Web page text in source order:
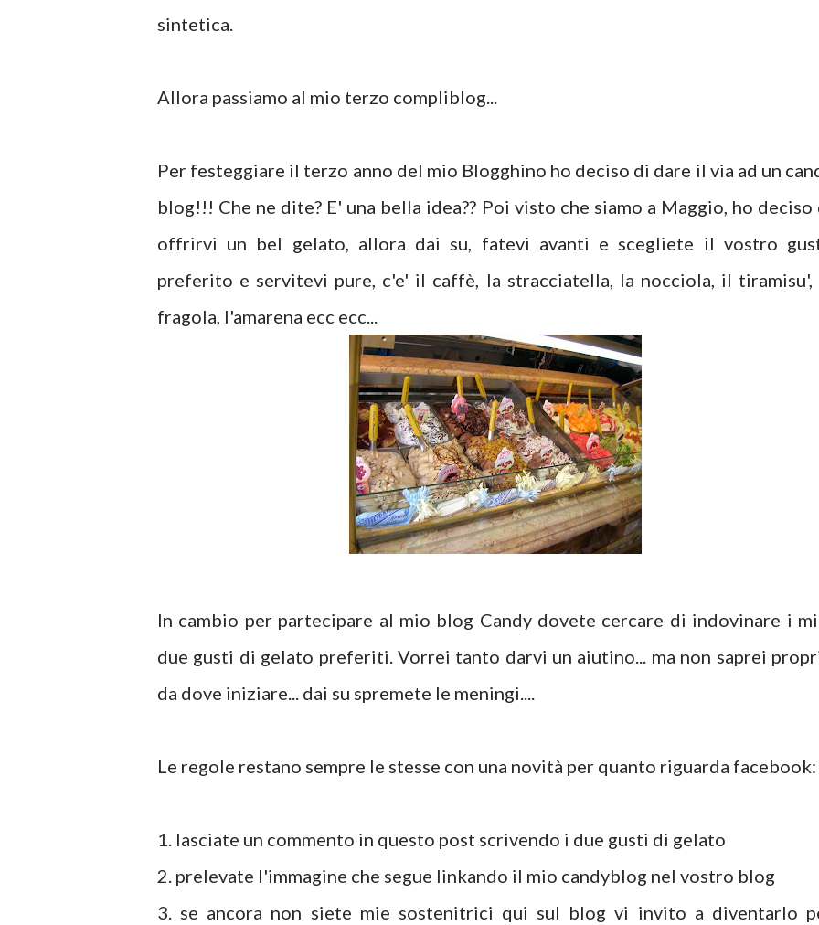
sintetica.
Allora passiamo al mio terzo compliblog...
Per festeggiare il terzo anno del mio Blogghino ho deciso di dare il via ad un
blog!!! Che ne dite? E' una bella idea?? Poi visto che siamo a Maggio, ho deciso
offrirvi un bel gelato, allora dai su, fatevi avanti e scegliete il vostro
preferito e servitevi pure, c'e' il caffè, la stracciatella, la nocciola, il tiramisu',
fragola, l'amarena ecc ecc...
In cambio per partecipare al mio blog Candy dovete cercare di indovinare i
due gusti di gelato preferiti. Vorrei tanto darvi un aiutino... ma non saprei
da dove iniziare... dai su spremete le meningi....
Le regole restano sempre le stesse con una novità per quanto riguarda facebook:
1. lasciate un commento in questo post scrivendo i due gusti di gelato
2. prelevate l'immagine che segue linkando il mio candyblog nel vostro blog
3. se ancora non siete mie sostenitrici qui sul blog vi invito a diventarlo